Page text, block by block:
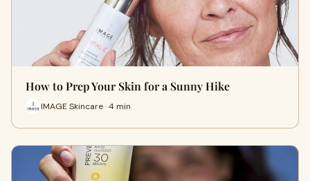
How to Prep Your Skin for a Sunny Hike
IMAGE Skincare · 4 min